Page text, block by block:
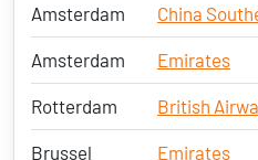
Amsterdam China
Amsterdam Emirates
Rotterdam British
Brussel Emirates